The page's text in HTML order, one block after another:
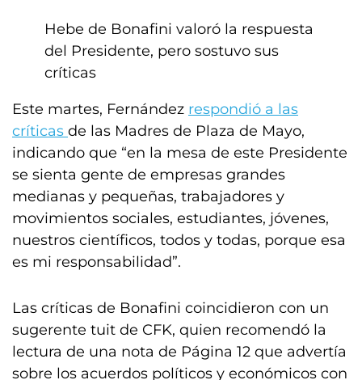
Hebe de Bonafini valoró la respuesta
del Presidente, pero sostuvo sus
críticas
Este martes, Fernández respondió a las
críticas de las Madres de Plaza de Mayo,
indicando que “en la mesa de este Presidente
se sienta gente de empresas grandes
medianas y pequeñas, trabajadores y
movimientos sociales, estudiantes, jóvenes,
nuestros científicos, todos y todas, porque esa
es mi responsabilidad”.
Las críticas de Bonafini coincidieron con un
sugerente tuit de CFK, quien recomendó la
lectura de una nota de Página 12 que advertía
sobre los acuerdos políticos y económicos con